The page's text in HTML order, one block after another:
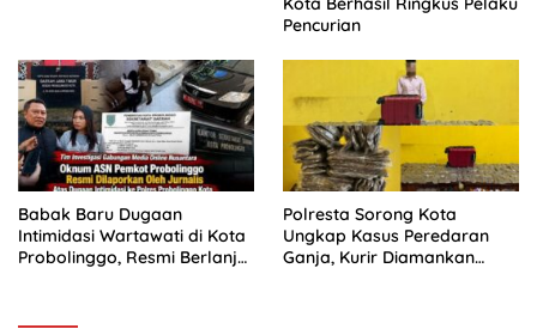
Pencurian
Babak Baru Dugaan
Intimidasi Wartawati di Kota
Probolinggo, Resmi Berlanjut
Polresta Sorong Kota
Ungkap Kasus Peredaran
Ganja, Kurir Diamankan